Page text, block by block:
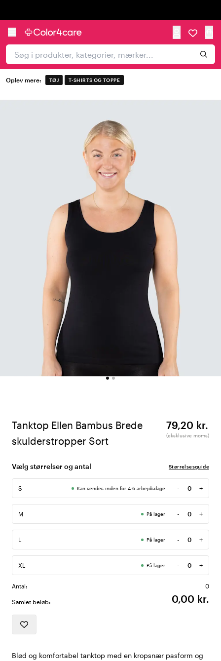
Oplev mere: TØJ T-SHIRTS OG TOPPE
Tanktop Ellen Bambus Brede
skulderstropper Sort
79,20 kr.
(eksklusive moms)
Vælg størrelser og antal Størrelsesguide
S Kan sendes inden for 4-6 arbejdsdage -
Antal
+
M På lager -
Antal
+
L På lager -
Antal
+
XL På lager -
Antal
+
Antal: 0
Samlet beløb: 0,00 kr.
Blød og komfortabel tanktop med en kropsnær pasform og